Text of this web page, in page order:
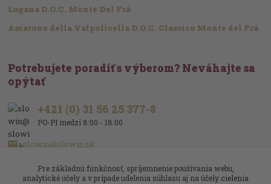
Lugana D.O.C. Monte Del Frá
Amarone della Valpolicella D.O.C. Classico Monte del Frá
Potrebujete poradiť s výberom? Neváhajte sa
opýtať
+421 (0) 31 56 25 377-8
PO-PI medzi 8:00 - 18:00
slowin@slowin.sk
Pre základnú funkčnosť, spríjemnenie používania webu,
analytické účely a v prípade udelenia súhlasu aj na účely cielenia